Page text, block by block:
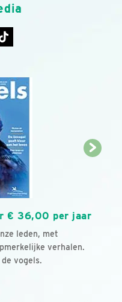
€ 36,00 per jaar
leden, met
verhalen.
vogels.